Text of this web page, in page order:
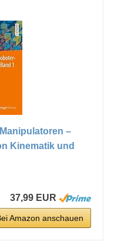
–
Kinematik und
37,99 EUR
Amazon anschauen